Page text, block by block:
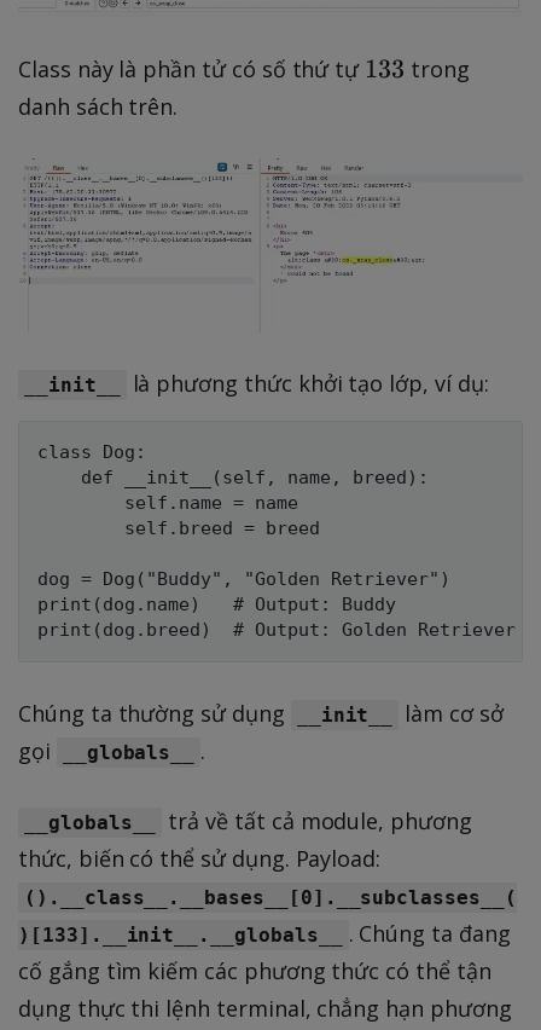
Class này là phần tử có số thứ tự 1
133 trong
danh sách trên.
__init__ là phương thức khởi tạo lớp, ví dụ:
class Dog:
    def __init__(self, name, breed):
        self.name = name
        self.breed = breed
dog = Dog("Buddy", "Golden Retriever")
print(dog.name)   # Output: Buddy
Chúng ta thường sử dụng __init__
làm cơ sở
gọi
__globals__ .
__globals__
trả về tất cả module, phương
thức, biến có thể sử dụng. Payload:
().__class__.__bases__[0].__subclasses__(
)[133].__init__.__globals__
. Chúng ta đang
cố gắng tìm kiếm các phương thức có thể tận
dụng thực thi lệnh terminal, chẳng hạn phương